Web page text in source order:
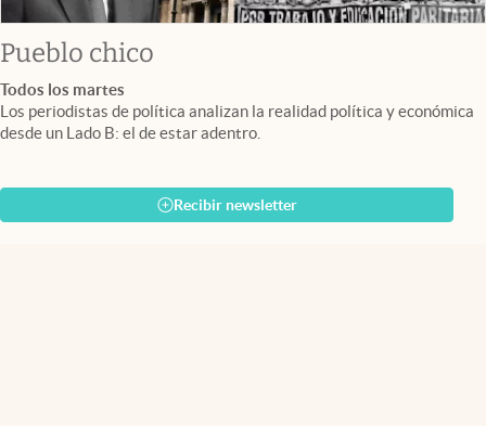
Pueblo chico
Todos los martes
Los periodistas de política analizan la realidad política y económica
desde un Lado B: el de estar adentro.
Recibir newsletter